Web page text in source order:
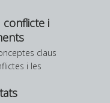
conflicte i
claus
i les